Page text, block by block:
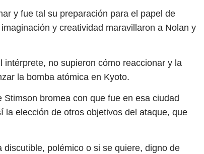
y fue tal su preparación para el papel de
y creatividad maravillaron a Nolan y
no supieron cómo reaccionar y la
la bomba atómica en Kyoto.
bromea con que fue en esa ciudad
elección de otros objetivos del ataque, que
polémico o si se quiere, digno de